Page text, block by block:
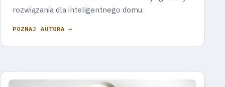
rozwiązania dla inteligentnego domu.
POZNAJ AUTORA →